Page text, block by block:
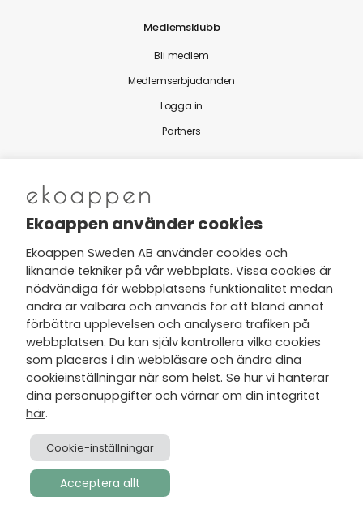
Medlemsklubb
Bli medlem
Medlemserbjudanden
Logga in
Partners
Nytt från Ekoappen
Jag har tagit del av Ekoappens
personuppgifts- och
integritetspolicyoch tar gärna del
av nyheter, hälsotips och exklusiva
erbjudanden via min e-post.
Skapad av
Ekoappen använder cookies
Ekoappen Sweden AB använder cookies och
liknande tekniker på vår webbplats. Vissa cookies är
nödvändiga för webbplatsens funktionalitet medan
andra är valbara och används för att bland annat
förbättra upplevelsen och analysera trafiken på
webbplatsen. Du kan själv kontrollera vilka cookies
som placeras i din webbläsare och ändra dina
cookieinställningar när som helst. Se hur vi hanterar
dina personuppgifter och värnar om din integritet
här.
Cookie-inställningar
Acceptera allt